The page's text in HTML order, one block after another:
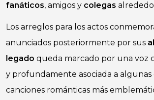
fanáticos, amigos y colegas
Los arreglos para los actos
anunciados posteriormente por sus
legado queda marcado por una voz
y profundamente asociada a algunas
canciones románticas más